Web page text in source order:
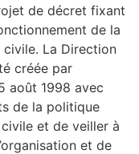
de décret fixant
de la
La Direction
créée par
août 1998 avec
de la politique
et de veiller à
et de